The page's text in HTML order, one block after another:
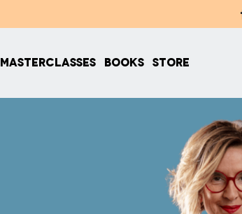
MASTERCLASSES BOOKS STORE